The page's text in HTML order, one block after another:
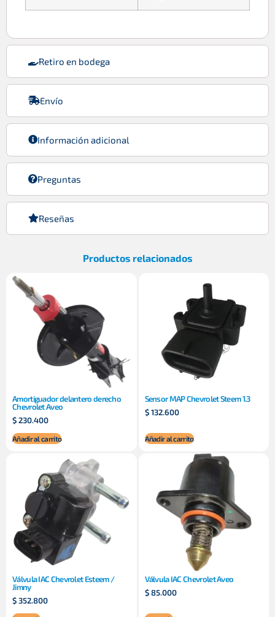
Retiro en bodega
Envío
Información adicional
Preguntas
Reseñas
Productos relacionados
Amortiguador delantero derecho
Chevrolet Aveo
$230.400
Añadir al carrito
Sensor MAP Chevrolet Steem 1.3
$132.600
Añadir al carrito
Válvula IAC Chevrolet Esteem /
Jimny
$352.800
Válvula IAC Chevrolet Aveo
$85.000